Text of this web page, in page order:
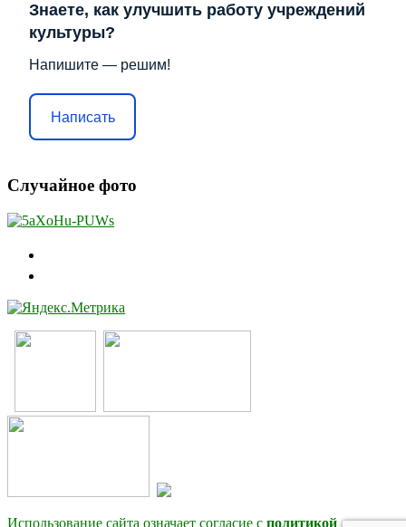
Знаете, как улучшить работу учреждений
культуры?
Напишите — решим!
Написать
Случайное фото
Использование сайта означает согласие с политикой